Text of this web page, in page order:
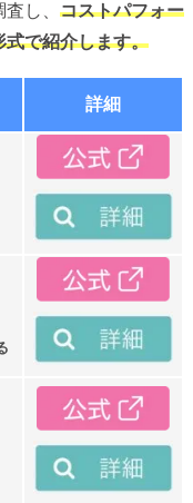
し、 コストパフォー
式で紹介します。
詳細